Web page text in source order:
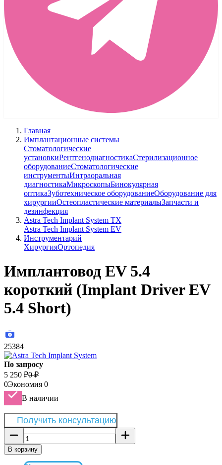
Главная
Имплантационные системы
Стоматологические
установкиРентгенодиагностикаСтерилизационное
оборудованиеСтоматологические
инструментыИнтраоральная
диагностикаМикроскопыБинокулярная
оптикаЗуботехническое оборудованиеОборудование для
хирургииОстеопластические материалыЗапчасти и
дезинфекция
Astra Tech Implant System TX
Astra Tech Implant System EV
Инструментарий
ХирургияОртопедия
Имплантовод EV 5.4
короткий (Implant Driver EV
5.4 Short)
25384
По запросу
5 250 ₽0 ₽
0Экономия 0
В наличии
Получить консультацию
В корзину